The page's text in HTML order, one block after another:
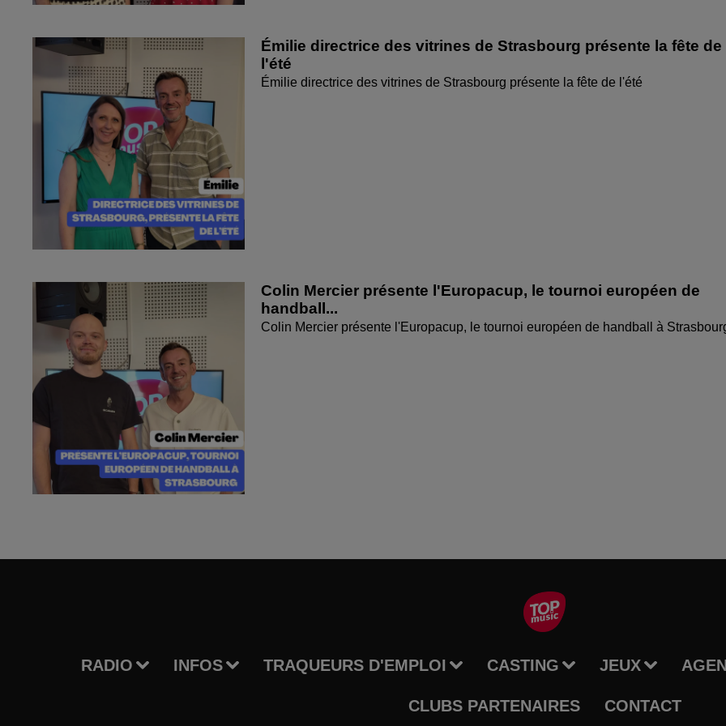
Émilie directrice des vitrines de Strasbourg présente la fête de
l'été
Émilie directrice des vitrines de Strasbourg présente la fête de l'été
Colin Mercier présente l'Europacup, le tournoi européen de
handball...
Colin Mercier présente l'Europacup, le tournoi européen de handball à
RADIO INFOS TRAQUEURS D'EMPLOI CASTING JEUX
CLUBS PARTENAIRES CONTACT